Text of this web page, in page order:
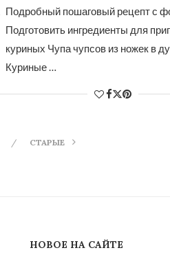
Подробный пошаговый рецепт с
Подготовить ингредиенты для
куриных Чупа чупсов из ножек в
Куриные …
СТАРЫЕ
НОВОЕ НА САЙТЕ